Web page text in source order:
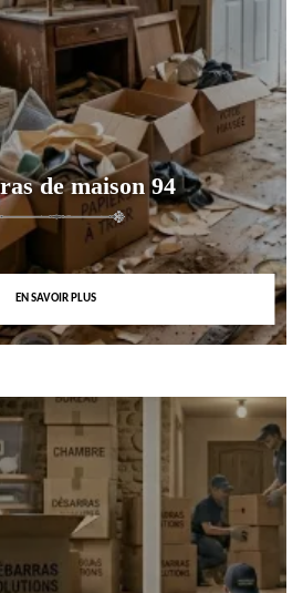
de maison 94
EN SAVOIR PLUS